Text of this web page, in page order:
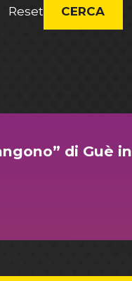
Reset CERCA
di Guè in